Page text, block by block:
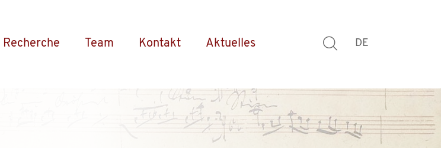
Recherche Team Kontakt Aktuelles DE